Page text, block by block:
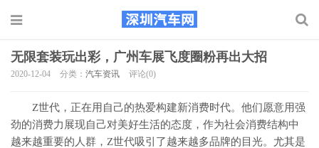
无限套装玩出彩，广州车展飞度圈粉再出大招
2020-12-04 分类： 汽车资讯 评论(0)
Z世代，正在用自己的热爱构建新消费时代。他们愿意用强
劲的消费力展现自己对美好生活的态度，作为社会消费结构中
越来越重要的人群，Z世代吸引了越来越多品牌的目光。尤其是